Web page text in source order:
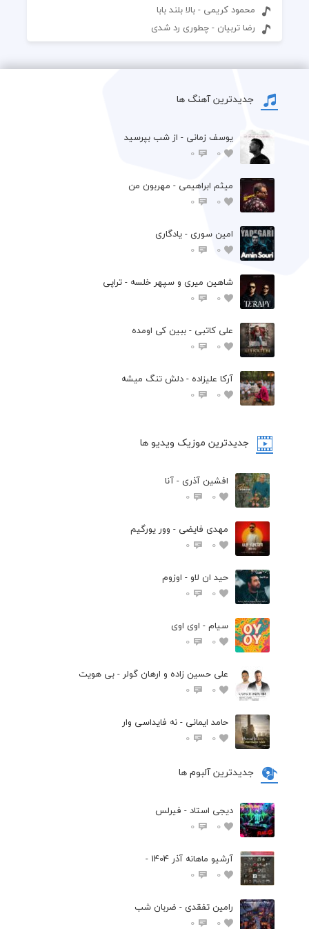
محمود کریمی - بالا بلند بابا
رضا تربیان - چطوری رد شدی
جدیدترین آهنگ ها
یوسف زمانی - از شب بپرسید
0
0
میثم ابراهیمی - مهربون من
0
0
امین سوری - یادگاری
0
0
شاهین میری و سپهر خلسه - تراپی
0
0
علی کاتبی - ببین کی اومده
0
0
آرکا علیزاده - دلش تنگ میشه
0
0
جدیدترین موزیک ویدیو ها
افشین آذری - آنا
0
0
مهدی فایضی - وور یورگیم
0
0
حید ان لاو - اوزوم
0
0
سیام - اوی اوی
0
0
علی حسین زاده و ارهان گولر - بی هویت
0
0
حامد ایمانی - نه فایداسی وار
0
0
جدیدترین آلبوم ها
دیجی استاد - فیرلس
0
0
آرشیو ماهانه آذر 1404 -
0
0
رامین تفقدی - ضربان شب
0
0